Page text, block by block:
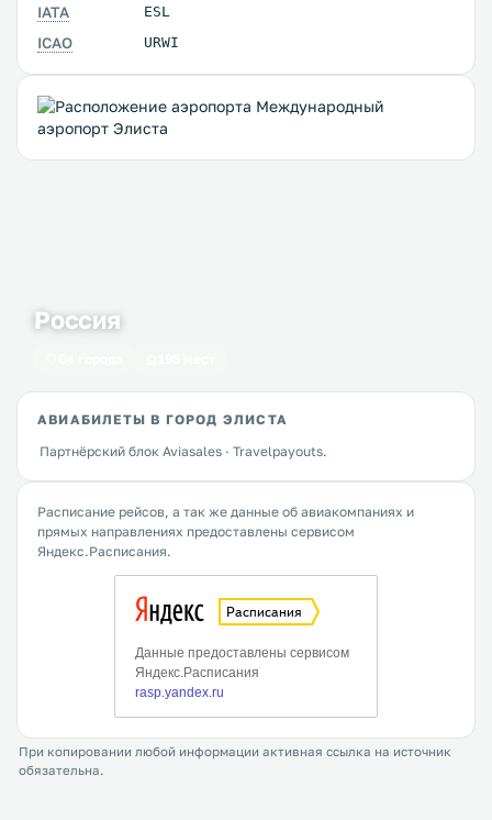
IATA ESL
ICAO URWI
Россия
АВИАБИЛЕТЫ В ГОРОД ЭЛИСТА
Партнёрский блок Aviasales · Travelpayouts.
Расписание рейсов, а так же данные об авиакомпаниях и
прямых направлениях предоставлены сервисом
Яндекс.Расписания.
При копировании любой информации активная ссылка на источник
обязательна.